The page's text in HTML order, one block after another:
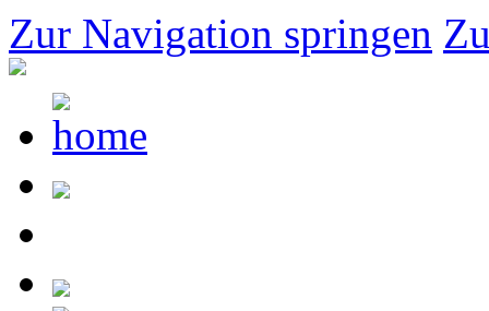
Zur Navigation springen